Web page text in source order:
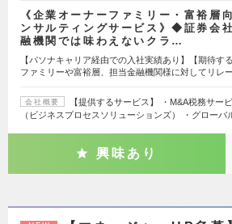
《企業オーナーファミリー・富裕層
ンサルティングサービス》◆証券会
融機関では味わえないクラ…
【パソナキャリア経由での入社実績あり】【期待す
ファミリーや富裕層、担当金融機関様に対してリレ
会社概要
【提供するサービス】 ・M&A税務サー
（ビジネスプロセスソリューションズ） ・グローバ
興味あり